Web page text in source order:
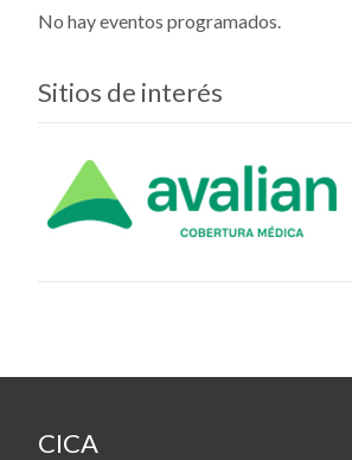
No hay eventos programados.
Sitios de interés
CICA